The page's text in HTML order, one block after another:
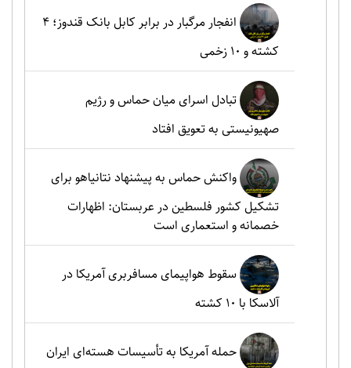
انفجار مرگبار در برابر کابل بانک قندوز؛ ۴
کشته و ۱۰ زخمی
تبادل اسرای میان حماس و رژیم
صهیونیستی به تعویق افتاد
واکنش حماس به پیشنهاد نتانیاهو برای
تشکیل کشور فلسطین در عربستان: اظهارات
خصمانه و استعماری است
سقوط هواپیمای مسافربری آمریکا در
آلاسکا با ۱۰ کشته
حمله آمریکا به تأسیسات هسته‌ای ایران